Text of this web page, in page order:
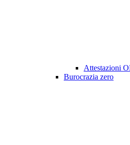
Attestazioni
Burocrazia zero